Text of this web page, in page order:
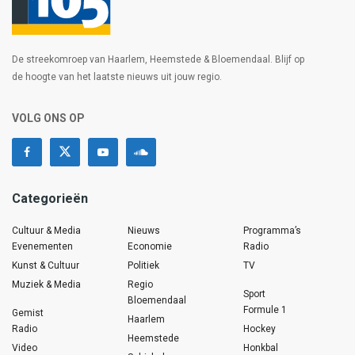
De streekomroep van Haarlem, Heemstede & Bloemendaal. Blijf op
de hoogte van het laatste nieuws uit jouw regio.
VOLG ONS OP
Categorieën
Cultuur & Media
Evenementen
Kunst & Cultuur
Muziek & Media
Gemist
Radio
Video
Nieuws
Economie
Politiek
Regio
Bloemendaal
Haarlem
Heemstede
Programma’s
Radio
TV
Sport
Formule 1
Hockey
Honkbal